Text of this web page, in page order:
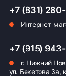
Оплата
Возможна
+7 (831)
Интернет-
+7 (915)
г. Нижний
ул. Бекетова 3а,